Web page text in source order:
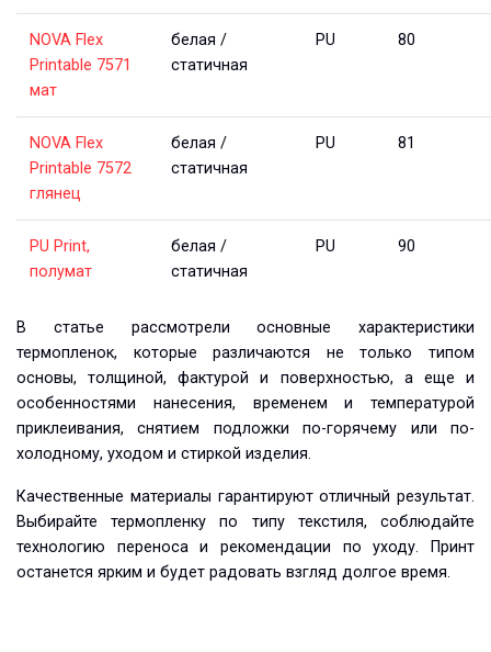
NOVA Flex
Printable 7571
мат
белая /
статичная
PU 80
NOVA Flex
Printable 7572
глянец
белая /
статичная
PU 81
PU Print,
полумат
белая /
статичная
PU 90
В статье рассмотрели основные характеристики
термопленок, которые различаются не только типом
основы, толщиной, фактурой и поверхностью, а еще и
особенностями нанесения, временем и температурой
приклеивания, снятием подложки по-горячему или по-
холодному, уходом и стиркой изделия.
Качественные материалы гарантируют отличный результат.
Выбирайте термопленку по типу текстиля, соблюдайте
технологию переноса и рекомендации по уходу. Принт
останется ярким и будет радовать взгляд долгое время.